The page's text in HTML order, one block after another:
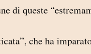
di queste
che ha